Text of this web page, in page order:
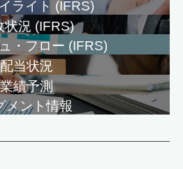
ライト (IFRS)
状況 (IFRS)
・フロー (IFRS)
配当状況
業績予測
メント情報